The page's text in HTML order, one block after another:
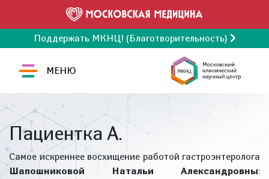
Поддержать МКНЦ! (Благотворительность)
МЕНЮ
Пациентка А.
Самое искреннее восхищение работой гастроэнтеролога
Шапошниковой Натальи Александровны: